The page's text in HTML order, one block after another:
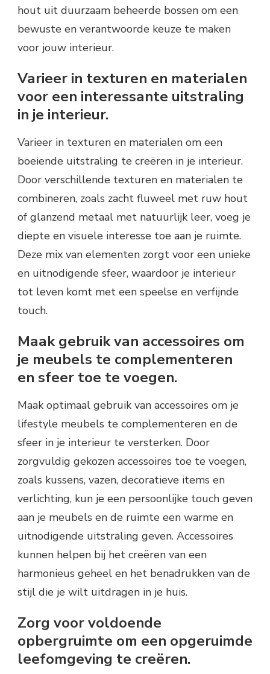
hout uit duurzaam beheerde bossen om een
bewuste en verantwoorde keuze te maken
voor jouw interieur.
Varieer in texturen en materialen
voor een interessante uitstraling
in je interieur.
Varieer in texturen en materialen om een
boeiende uitstraling te creëren in je interieur.
Door verschillende texturen en materialen te
combineren, zoals zacht fluweel met ruw hout
of glanzend metaal met natuurlijk leer, voeg je
diepte en visuele interesse toe aan je ruimte.
Deze mix van elementen zorgt voor een unieke
en uitnodigende sfeer, waardoor je interieur
tot leven komt met een speelse en verfijnde
touch.
Maak gebruik van accessoires om
je meubels te complementeren
en sfeer toe te voegen.
Maak optimaal gebruik van accessoires om je
lifestyle meubels te complementeren en de
sfeer in je interieur te versterken. Door
zorgvuldig gekozen accessoires toe te voegen,
zoals kussens, vazen, decoratieve items en
verlichting, kun je een persoonlijke touch geven
aan je meubels en de ruimte een warme en
uitnodigende uitstraling geven. Accessoires
kunnen helpen bij het creëren van een
harmonieus geheel en het benadrukken van de
stijl die je wilt uitdragen in je huis.
Zorg voor voldoende
opbergruimte om een opgeruimde
leefomgeving te creëren.